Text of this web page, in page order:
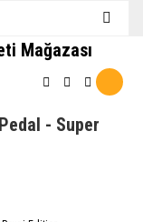
Mağazası
- Super